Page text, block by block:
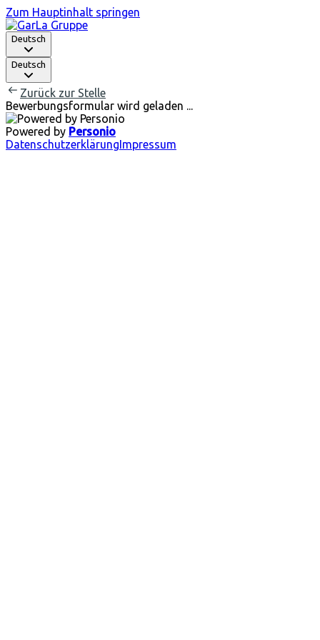
Zum Hauptinhalt springen
Deutsch
Deutsch
Zurück zur Stelle
Bewerbungsformular wird geladen ...
Powered by Personio
DatenschutzerklärungImpressum